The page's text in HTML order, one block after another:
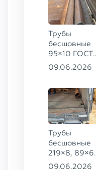
20
Трубы
бесшовные
95×10 ГОСТ
8732-78, ст.
09.06.2026
Трубы
бесшовные
219×8, 89×6,
38×4 ГОСТ
09.06.2026